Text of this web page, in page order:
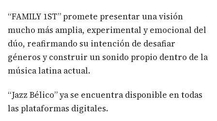
“FAMILY 1ST” promete presentar una visión
mucho más amplia, experimental y emocional del
dúo, reafirmando su intención de desafiar
géneros y construir un sonido propio dentro de la
música latina actual.
“Jazz Bélico” ya se encuentra disponible en todas
las plataformas digitales.